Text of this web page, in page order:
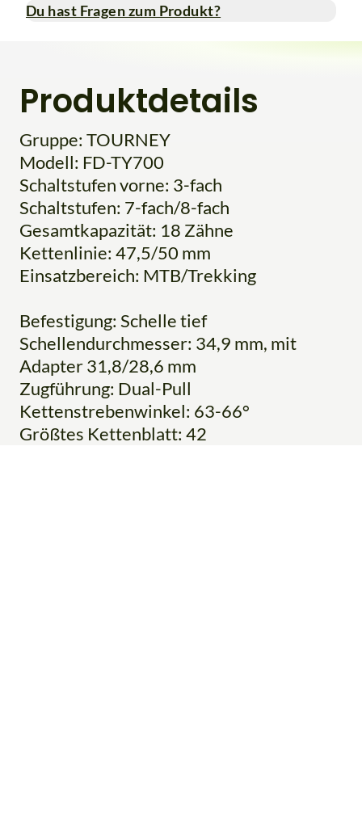
Du hast Fragen zum Produkt?
Produktdetails
Gruppe: TOURNEY
Modell: FD-TY700
Schaltstufen vorne: 3-fach
Schaltstufen: 7-fach/8-fach
Gesamtkapazität: 18 Zähne
Kettenlinie: 47,5/50 mm
Einsatzbereich: MTB/Trekking
Befestigung: Schelle tief
Schellendurchmesser: 34,9 mm, mit
Adapter 31,8/28,6 mm
Zugführung: Dual-Pull
Kettenstrebenwinkel: 63-66°
Größtes Kettenblatt: 42